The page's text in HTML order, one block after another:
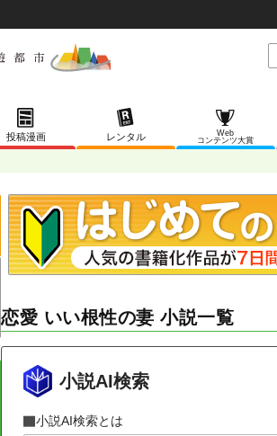
投稿漫画 レンタル
Web
コンテンツ大賞
恋愛 いい根性の妻 小説一覧
小説AI検索
小説AI検索とは